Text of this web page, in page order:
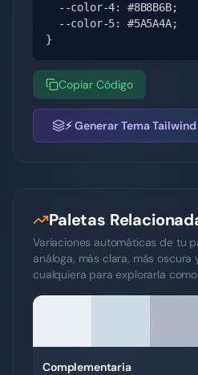
  --color-4: #8B8B6B;
  --color-5: #5A5A4A;
}
Copiar Código
⚡ Generar Tema
Paletas
Variaciones automáticas de tu
análoga, más clara, más oscura
cualquiera para explorarla
Complementaria